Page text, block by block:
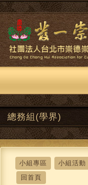
總務組(學界)
小組專區 小組活動
回首頁